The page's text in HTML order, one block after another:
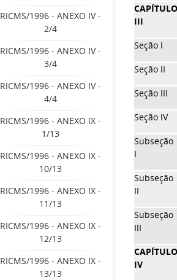
RICMS/1996 - ANEXO IV -
2/4
RICMS/1996 - ANEXO IV -
3/4
RICMS/1996 - ANEXO IV -
4/4
RICMS/1996 - ANEXO IX -
1/13
RICMS/1996 - ANEXO IX -
10/13
RICMS/1996 - ANEXO IX -
11/13
RICMS/1996 - ANEXO IX -
12/13
RICMS/1996 - ANEXO IX -
13/13
CAPÍTULO
III
Seção I
Seção II
Seção III
Seção IV
Subseção
I
Subseção
II
Subseção
III
CAPÍTULO
IV